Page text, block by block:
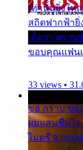
เท่านั้นยิ่งให
สถิตฟากฟ้ายิ่
เถิดว่า ตรา
ขอบคุณแฟนเ
33 views •
ขอ กราบ ขอ
ผมแสนชื่นใจ
ไมตรี จากแ